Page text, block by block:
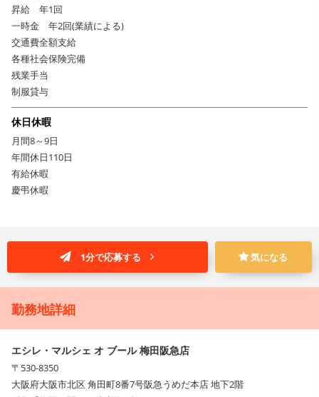
昇給 年1回
一時金 年2回(業績による)
交通費全額支給
各種社会保険完備
残業手当
制服貸与
休日休暇
月間8～9日
年間休日110日
有給休暇
慶弔休暇
1分で応募する 気になる
勤務地詳細
エシレ・マルシェ オ ブール 梅田阪急店
〒530-8350
大阪府大阪市北区 角田町8番7号阪急うめだ本店 地下2階